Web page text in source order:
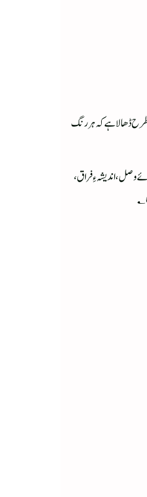
طرح ڈھالا ہے کہ ہر رنگ
وصل ، اندیشہءِ فراق ،